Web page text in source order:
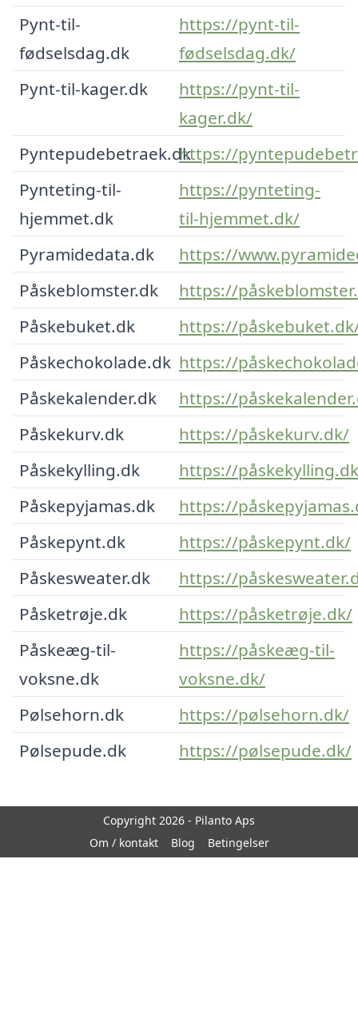
Pynt-til-
fødselsdag.dk
https://pynt-til-
fødselsdag.dk/
Pynt-til-kager.dk
https://pynt-til-
kager.dk/
Pyntepudebetraek.dkhttps://
Pynteting-til-
hjemmet.dk
https://pynteting-
til-hjemmet.dk/
Pyramidedata.dk
https://
Påskeblomster.dk
https://
Påskebuket.dk
https://
Påskechokolade.dk https://
Påskekalender.dk
https://
Påskekurv.dk
https://påskekurv.dk/
Påskekylling.dk
https://
Påskepyjamas.dk
https://
Påskepynt.dk
https://påskepynt.dk/
Påskesweater.dk
https://
Påsketrøje.dk
https://påsketrøje.dk/
Påskeæg-til-
voksne.dk
https://påskeæg-til-
voksne.dk/
Pølsehorn.dk
https://pølsehorn.dk/
Pølsepude.dk
https://pølsepude.dk/
Copyright 2026 - Pilanto Aps
Om / kontakt
Blog Betingelser